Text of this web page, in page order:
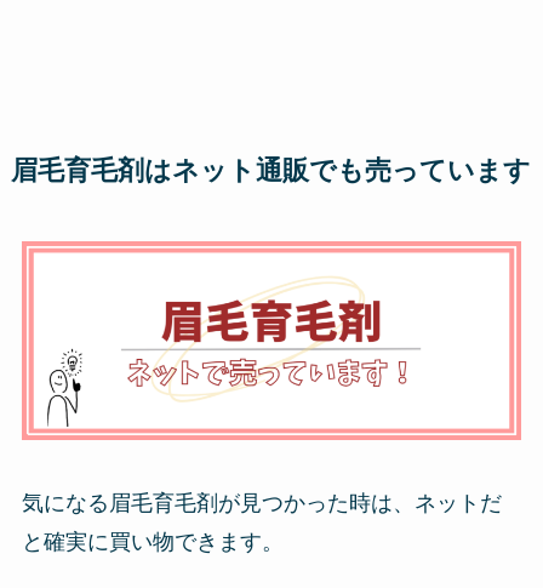
眉毛育毛剤はネット通販でも売っています
気になる眉毛育毛剤が見つかった時は、ネットだ
と確実に買い物できます。